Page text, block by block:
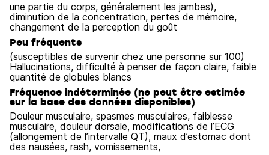
une partie du corps, généralement les jambes),
diminution de la concentration, pertes de mémoire,
changement de la perception du goût
Peu fréquents
(susceptibles de survenir chez une personne sur 100)
Hallucinations, difficulté à penser de façon claire, faible
quantité de globules blancs
Fréquence indéterminée (ne peut être estimée
sur la base des données disponibles)
Douleur musculaire, spasmes musculaires, faiblesse
musculaire, douleur dorsale, modifications de l’ECG
(allongement de l’intervalle QT), maux d’estomac dont
des nausées, rash, vomissements,